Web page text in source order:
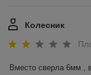
Колесник
Вместо сверла 6мм ,